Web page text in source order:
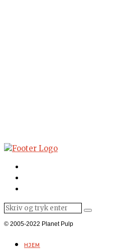
© 2005-2022 Planet Pulp
HJEM